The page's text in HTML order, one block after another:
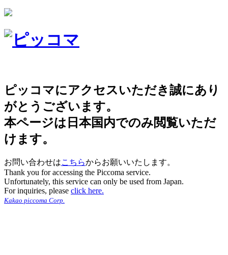
ピッコマにアクセスいただき誠にあり
がとうございます。
本ページは日本国内でのみ閲覧いただ
けます。
お問い合わせはこちらからお願いいたします。
Thank you for accessing the Piccoma service.
Unfortunately, this service can only be used from Japan.
For inquiries, please click here.
Kakao piccoma Corp.